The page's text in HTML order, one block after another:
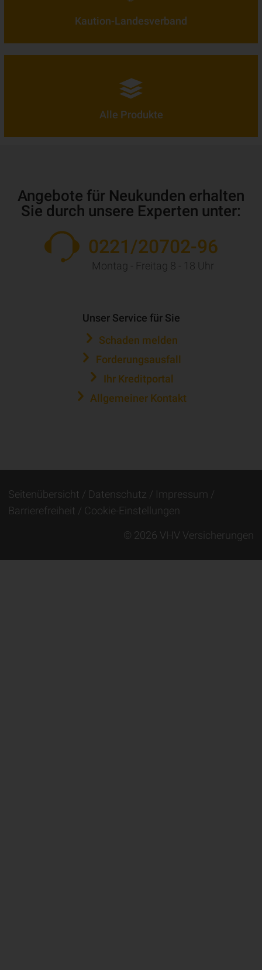
Kaution-Landesverband
Alle Produkte
Angebote für Neukunden erhalten
Sie durch unsere Experten unter:
0221/20702-96
Montag - Freitag 8 - 18 Uhr
Unser Service für Sie
Schaden melden
Forderungsausfall
Ihr Kreditportal
Allgemeiner Kontakt
Seitenübersicht Datenschutz
Impressum
Barrierefreiheit
Cookie-Einstellungen
© 2026 VHV Versicherungen